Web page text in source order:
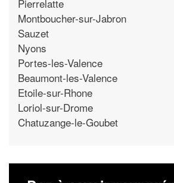
Pierrelatte
Montboucher-sur-Jabron
Sauzet
Nyons
Portes-les-Valence
Beaumont-les-Valence
Etoile-sur-Rhone
Loriol-sur-Drome
Chatuzange-le-Goubet